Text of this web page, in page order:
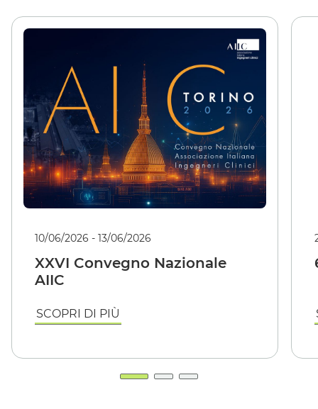
10/06/2026 - 13/06/2026
XXVI Convegno Nazionale
AIIC
SCOPRI DI PIÙ